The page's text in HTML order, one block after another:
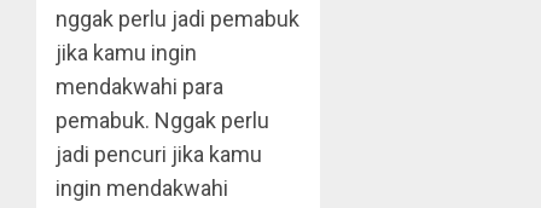
nggak perlu jadi pemabuk
jika kamu ingin
mendakwahi para
pemabuk. Nggak perlu
jadi pencuri jika kamu
ingin mendakwahi